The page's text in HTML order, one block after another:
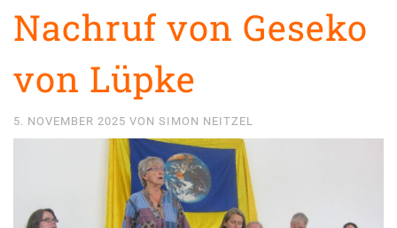
Nachruf von Geseko
von Lüpke
5. NOVEMBER 2025 VON SIMON NEITZEL